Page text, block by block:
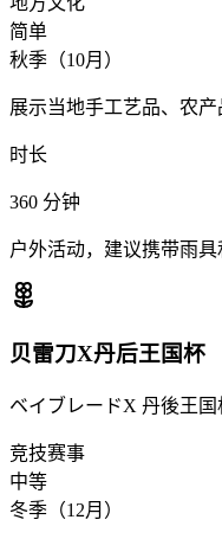
简单
秋季（10月）
展示当地手工艺品、农产
时长
360 分钟
户外活动，建议携带雨
贝雷刀X丹后王国杯
ベイブレードX 丹後王国
竞技赛事
中等
冬季（12月）